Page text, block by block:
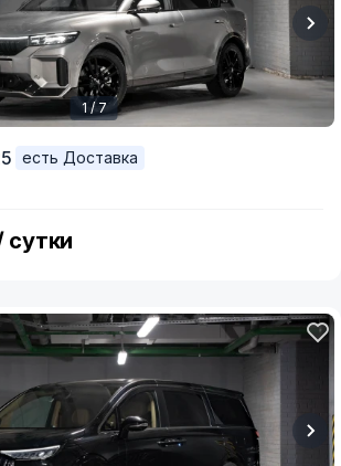
1 / 7
есть Доставка
сутки